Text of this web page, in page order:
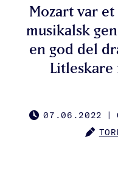
Mozart var
musikalsk
en god del
PUBLISHED
07.06.2022 |
AUTHOR